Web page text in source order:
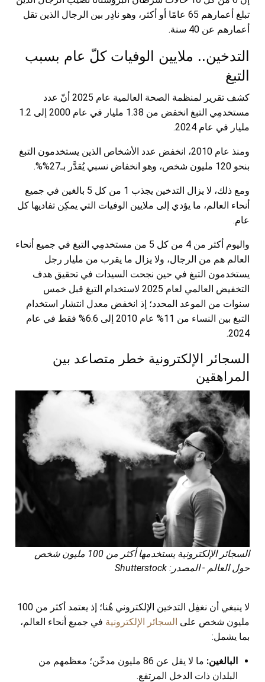
تبلغ أعمارهم 65 عامًا أو أكثر، وهو نادِر بين الرجال الذين تقل
أعمارهم عن 40 سنة.
التدخين.. ملايين الوفيات كلّ عام بسبب
التبغ
كشف تقرير لمنظمة الصحة العالمية عام 2025 أنّ عدد
مستخدمِي التبغ انخفض من 1.38 مليار في عام 2000 إلى 1.2
مليار في عام 2024.
ومنذ عام 2010، انخفض عدد الأشخاص الذين يستخدمون التبغ
بنحو 120 مليون شخص، وهو انخفاض نسبي يُقدَّر بـ27%%.
ومع ذلك، لا يزال التدخين يجذب 1 من كل 5 بالغين في جميع
أنحاء العالم، ما يؤدي إلى ملايين الوفيات التي يمكِن تفاديها كل
عام.
واليوم أكثر من 4 من كل 5 من مستخدمِي التبغ في جميع أنحاء
العالم هم من الرجال، ولا يزال ما يقرب من مليار رجل
يستخدمون التبغ في حين نجحت السيدات في تحقيق هدف
التخفيض العالمي لعام 2025 لاستخدام التبغ قبل خمس
سنوات من الموعد المحدد؛ إذ انخفض معدل انتشار استخدام
التبغ بين النساء من 11% عام 2010 إلى 6.6% فقط في عام
2024.
السجائر الإلكترونية خطر متصاعد بين
المراهقين
السجائر الإلكترونية يستخدمها أكثر من 100 مليون شخص
حول العالم - المصدر: Shutterstock
لا ينبغي أن نغفِل التدخين الإلكتروني هُنا؛ إذ يعتمد أكثر من 100
مليون شخص على السجائر الإلكترونية في جميع أنحاء العالم،
بما يشمل:
البالغين:
ما لا يقل عن 86 مليون مدخّن؛ معظمهم من
البلدان ذات الدخل المرتفع.